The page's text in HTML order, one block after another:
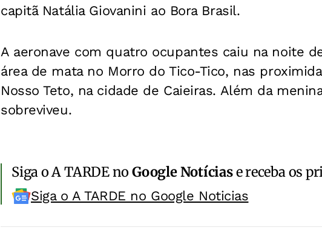
capitã Natália Giovanini ao Bora Brasil.
A aeronave com quatro ocupantes caiu na noite
área de mata no Morro do Tico-Tico, nas
Nosso Teto, na cidade de Caieiras. Além da
sobreviveu.
Siga o A TARDE noGoogle Notíciase receba os
Siga o A TARDE no Google Noticias